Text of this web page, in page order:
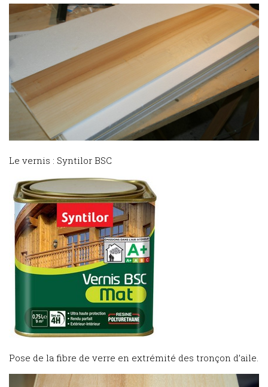
Le vernis : Syntilor BSC
Pose de la fibre de verre en extrémité des tronçon d’aile.